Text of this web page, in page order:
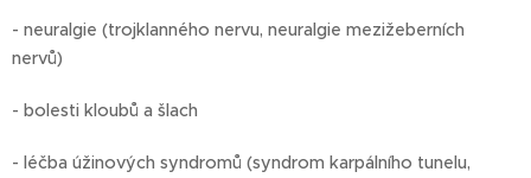
- neuralgie (trojklanného nervu, neuralgie mezižeberních
nervů)
- bolesti kloubů a šlach
- léčba úžinových syndromů (syndrom karpálního tunelu,